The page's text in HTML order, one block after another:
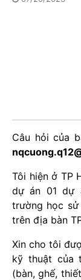
Câu hỏi của
Tôi hiện ở TP
dự án 01 dự
trường học sử
trên địa bàn
Xin cho tôi
kỹ thuật của
(bàn, ghế,